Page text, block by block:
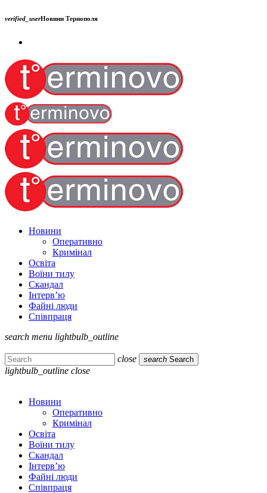
verified_userНовини Тернополя
Новини
Оперативно
Кримінал
Освіта
Воїни тилу
Скандал
Інтерв’ю
Файні люди
Співпраця
search menu lightbulb_outline
close search Search
lightbulb_outline close
Новини
Оперативно
Кримінал
Освіта
Воїни тилу
Скандал
Інтерв’ю
Файні люди
Співпраця